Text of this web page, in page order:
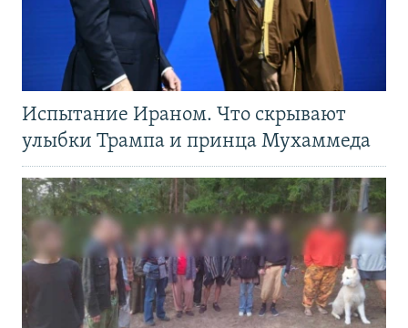
Испытание Ираном. Что скрывают
улыбки Трампа и принца Мухаммеда